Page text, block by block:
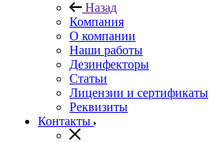
Назад
Компания
О компании
Наши работы
Дезинфекторы
Статьи
Лицензии и сертификаты
Реквизиты
Контакты